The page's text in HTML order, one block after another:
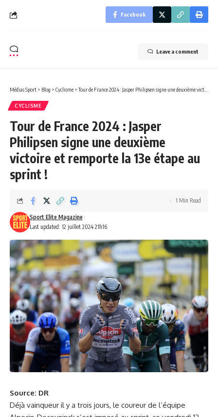
Facebook
Leave a comment
Médias Sport > Blog > Cyclisme >Tour de France 2024 : Jasper Philipsen signe une deuxième victoire et remporte la 13e étape au sprint !
CYCLISME
Tour de France 2024 : Jasper
Philipsen signe une deuxième
victoire et remporte la 13e étape au
sprint !
Last updated: 12 juillet 2024 21h16
Sport Elite Magazine
1 Min Read
Source: DR
Déjà vainqueur il y a trois jours, le coureur de l’équipe